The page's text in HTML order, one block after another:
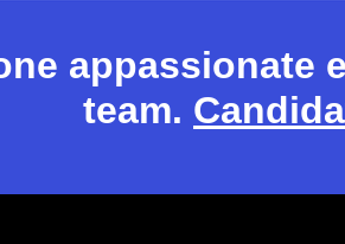
team.